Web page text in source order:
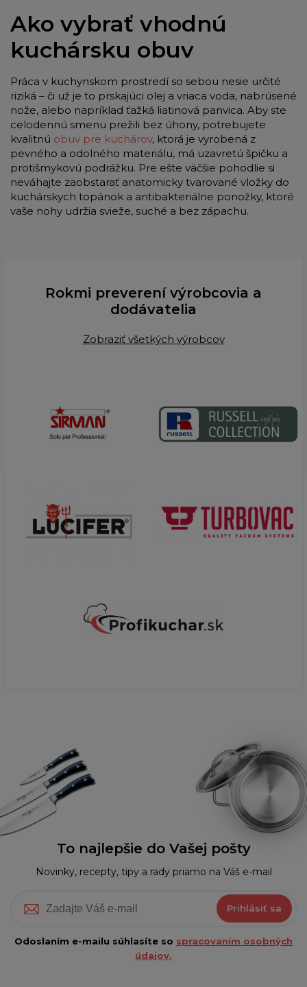
Ako vybrať vhodnú
kuchársku obuv
Práca v kuchynskom prostredí so sebou nesie určité
riziká – či už je to prskajúci olej a vriaca voda, nabrúsené
nože, alebo napríklad ťažká liatinová panvica. Aby ste
celodennú smenu prežili bez úhony, potrebujete
kvalitnú obuv pre kuchárov, ktorá je vyrobená z
pevného a odolného materiálu, má uzavretú špičku a
protišmykovú podrážku. Pre ešte väčšie pohodlie si
neváhajte zaobstarať anatomicky tvarované vložky do
kuchárskych topánok a antibakteriálne ponožky, ktoré
vaše nohy udržia svieže, suché a bez zápachu.
Rokmi preverení výrobcovia a
dodávatelia
Zobraziť všetkých výrobcov
To najlepšie do Vašej pošty
Novinky, recepty, tipy a rady priamo na Váš e-mail
Prihlásiť sa
Odoslaním e-mailu súhlasíte so spracovaním osobných
údajov.